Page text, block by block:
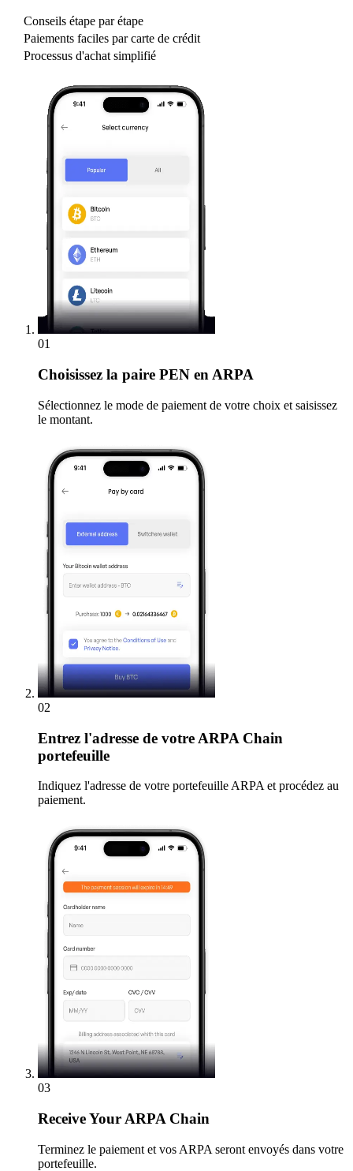
Conseils étape par étape
Paiements faciles par carte de crédit
Processus d'achat simplifié
01
Choisissez la paire PEN en ARPA
Sélectionnez le mode de paiement de votre choix et saisissez
le montant.
02
Entrez l'adresse de votre ARPA Chain
portefeuille
Indiquez l'adresse de votre portefeuille ARPA et procédez au
paiement.
03
ReceiveYour ARPA Chain
Terminez le paiement et vos ARPA seront envoyés dans votre
portefeuille.